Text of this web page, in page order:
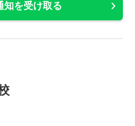
知を受け取る